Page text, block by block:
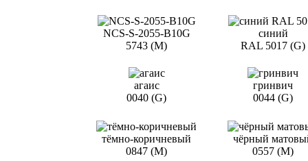
NCS-S-2055-B10G
5743 (M)
синий
RAL 5017 (G)
агаис
0040 (G)
гринвич
0044 (G)
тёмно-коричневый
0847 (М)
чёрный
0557 (М)